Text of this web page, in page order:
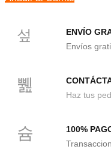
ENVÍO
Envíos
Haz tus
100%